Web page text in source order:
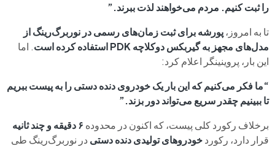
را ثبت کنیم. مردم می‌خواهند لذت ببرند.”
تا به امروز،پورشه برای ثبت زمان‌های رسمی در نوربرگ‌رینگ از
مدل‌های مجهز به گیربکس دوکلاچه PDK استفاده کرده است
. اما
این بار، پروینینگر اعلام کرد:
“ما فکر می‌کنیم که این بار یک خودروی دنده دستی را به پیست ببریم
تا ببینیم چقدر سریع می‌تواند دور بزند.”
برخلاف رکورد کلی پیست، که اکنون در محدوده ۶ دقیقه و چند ثانیه
قرار دارد، رکوردخودروهای تولیدی دنده دستی در نوربرگ‌رینگ طی